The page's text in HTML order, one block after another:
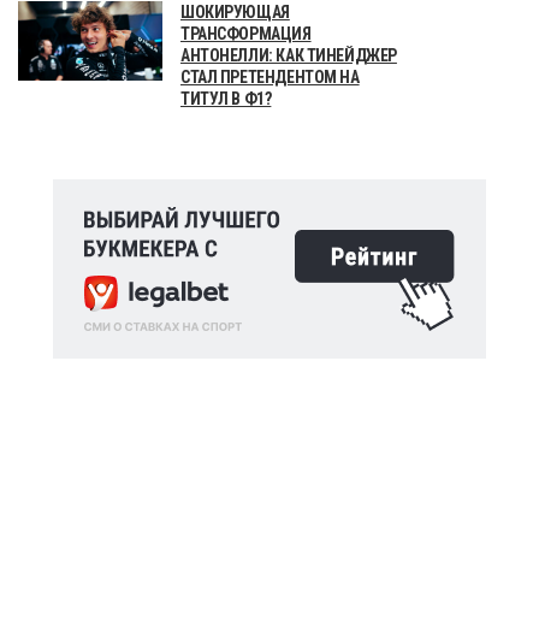
ШОКИРУЮЩАЯ
ТРАНСФОРМАЦИЯ
АНТОНЕЛЛИ: КАК ТИНЕЙДЖЕР
СТАЛ ПРЕТЕНДЕНТОМ НА
ТИТУЛ В Ф1?